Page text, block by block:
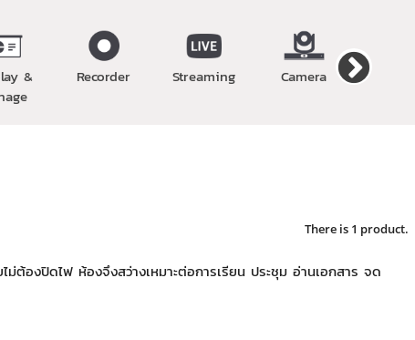
&
Recorder Streaming Camera
There is 1 product.
ต้องปิดไฟ ห้องจึงสว่างเหมาะต่อการเรียน ประชุม อ่านเอกสาร จด